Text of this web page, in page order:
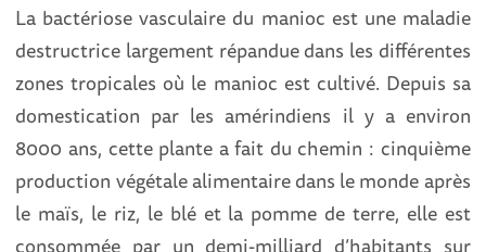
La bactériose vasculaire du manioc est une maladie
destructrice largement répandue dans les différentes
zones tropicales où le manioc est cultivé. Depuis sa
domestication par les amérindiens il y a environ
8000 ans, cette plante a fait du chemin : cinquième
production végétale alimentaire dans le monde après
le maïs, le riz, le blé et la pomme de terre, elle est
consommée par un demi-milliard d’habitants sur